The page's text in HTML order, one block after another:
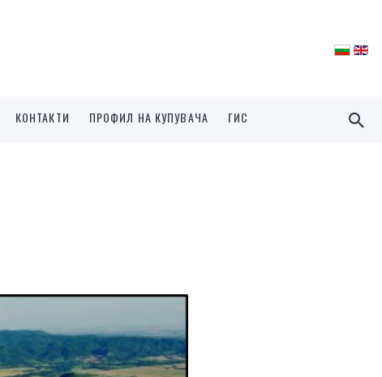
КОНТАКТИ ПРОФИЛ НА КУПУВАЧА ГИС